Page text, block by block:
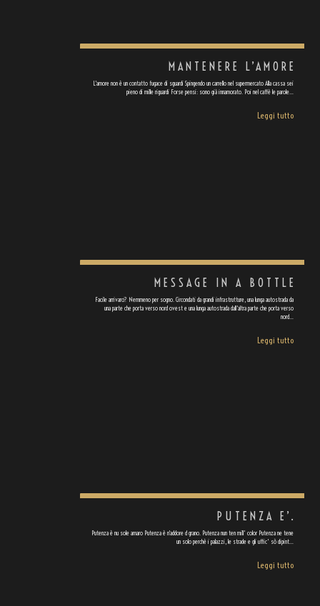
MANTENERE L’AMORE
L’amore non è un contatto fugace di sguardi Spingendo un carrello nel supermercato Alla cassa sei
pieno di mille riguardi Forse pensi: sono già innamorato. Poi nel caffè le parole…
Leggi tutto
MESSAGE IN A BOTTLE
Facile arrivarci? Nemmeno per sogno. Circondati da grandi infrastrutture, una lunga autostrada da
una parte che porta verso nord ovest e una lunga autostrada dall'altra parte che porta verso
nord…
Leggi tutto
PUTENZA E’.
Putenza è nu sole amaro Putenza è n'addore d grano. Putenza nun ten mill' color Putenza ne tene
un solo perchè i palazzi, le strade e gli uffic' sò dipint…
Leggi tutto